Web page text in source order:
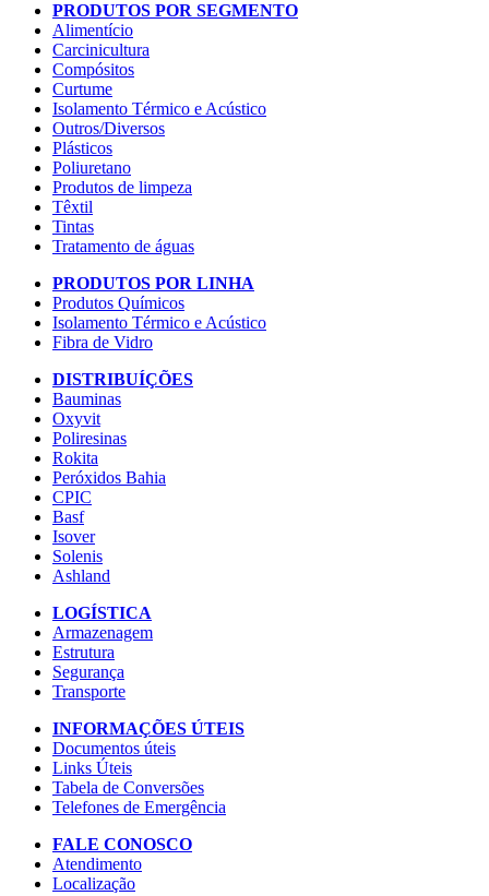
PRODUTOS POR SEGMENTO
Alimentício
Carcinicultura
Compósitos
Curtume
Isolamento Térmico e Acústico
Outros/Diversos
Plásticos
Poliuretano
Produtos de limpeza
Têxtil
Tintas
Tratamento de águas
PRODUTOS POR LINHA
Produtos Químicos
Isolamento Térmico e Acústico
Fibra de Vidro
DISTRIBUÍÇÕES
Bauminas
Oxyvit
Poliresinas
Rokita
Peróxidos Bahia
CPIC
Basf
Isover
Solenis
Ashland
LOGÍSTICA
Armazenagem
Estrutura
Segurança
Transporte
INFORMAÇÕES ÚTEIS
Documentos úteis
Links Úteis
Tabela de Conversões
Telefones de Emergência
FALE CONOSCO
Atendimento
Localização